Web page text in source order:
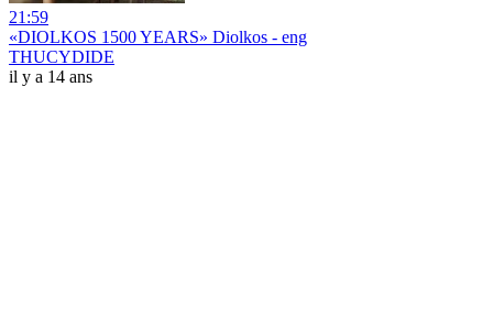
21:59
«DIOLKOS 1500 YEARS» Diolkos - eng
THUCYDIDE
il y a 14 ans